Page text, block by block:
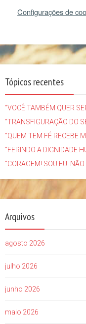
Tópicos recentes
“VOCÊ TAMBÉM QUER
“TRANSFIGURAÇÃO DO
“QUEM TEM FÉ RECEBE
“FERINDO A DIGNIDADE
“CORAGEM! SOU EU.
Arquivos
agosto 2026
julho 2026
junho 2026
maio 2026